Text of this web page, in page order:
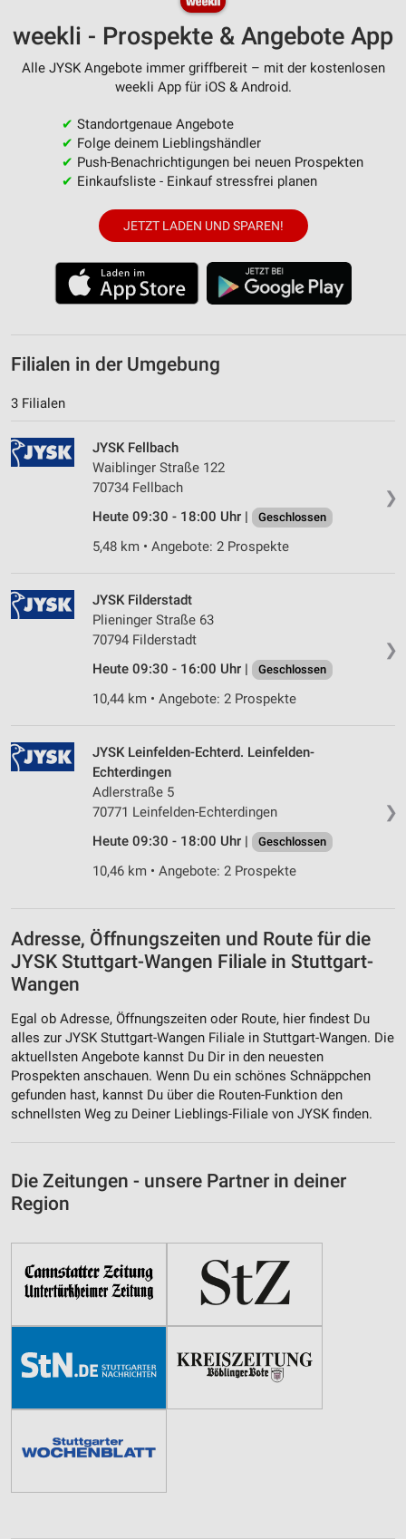
weekli - Prospekte & Angebote App
Alle JYSK Angebote immer griffbereit – mit der kostenlosen
weekli App für iOS & Android.
✔ Standortgenaue Angebote
✔ Folge deinem Lieblingshändler
✔ Push-Benachrichtigungen bei neuen Prospekten
✔ Einkaufsliste - Einkauf stressfrei planen
JETZT LADEN UND SPAREN!
Filialen in der Umgebung
3 Filialen
❯
JYSK Fellbach
Waiblinger Straße 122
70734 Fellbach
Heute 09:30 - 18:00 Uhr |
Geschlossen
5,48 km • Angebote: 2 Prospekte
❯
JYSK Filderstadt
Plieninger Straße 63
70794 Filderstadt
Heute 09:30 - 16:00 Uhr |
Geschlossen
10,44 km • Angebote: 2 Prospekte
❯
JYSK Leinfelden-Echterd. Leinfelden-
Echterdingen
Adlerstraße 5
70771 Leinfelden-Echterdingen
Heute 09:30 - 18:00 Uhr |
Geschlossen
10,46 km • Angebote: 2 Prospekte
Adresse, Öffnungszeiten und Route für die
JYSK Stuttgart-Wangen Filiale in Stuttgart-
Wangen
Egal ob Adresse, Öffnungszeiten oder Route, hier findest Du
alles zur JYSK Stuttgart-Wangen Filiale in Stuttgart-Wangen. Die
aktuellsten Angebote kannst Du Dir in den neuesten
Prospekten anschauen. Wenn Du ein schönes Schnäppchen
gefunden hast, kannst Du über die Routen-Funktion den
schnellsten Weg zu Deiner Lieblings-Filiale von JYSK finden.
Die Zeitungen - unsere Partner in deiner
Region
Entwicklung und Verbesserung der Angebote
Verwendung reduzierter Daten zur Auswahl von
Inhalten
Verwendung genauer Standortdaten
Geräte anhand von aktiv angeforderten
Informationen identifizieren
Performance
Funktional